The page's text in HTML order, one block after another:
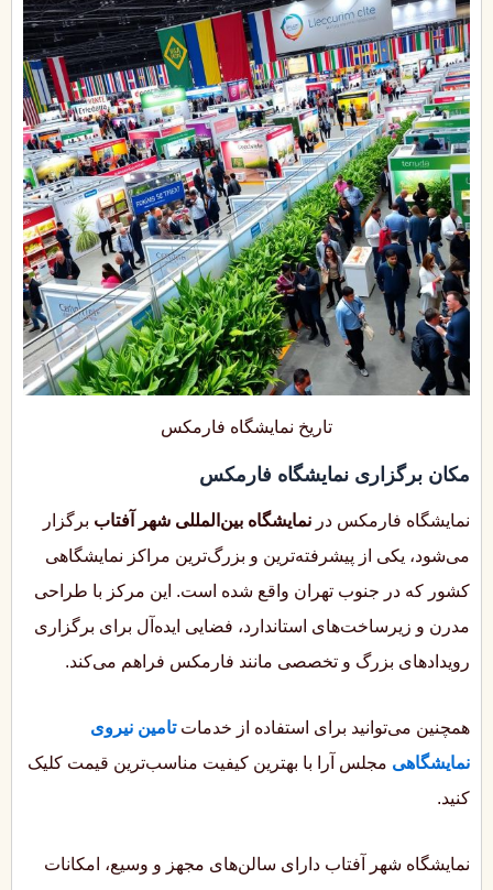
تاریخ نمایشگاه فارمکس
مکان برگزاری نمایشگاه فارمکس
نمایشگاه فارمکس در نمایشگاه بین‌المللی شهر آفتاب برگزار
می‌شود، یکی از پیشرفته‌ترین و بزرگ‌ترین مراکز نمایشگاهی
کشور که در جنوب تهران واقع شده است. این مرکز با طراحی
مدرن و زیرساخت‌های استاندارد، فضایی ایده‌آل برای برگزاری
رویدادهای بزرگ و تخصصی مانند فارمکس فراهم می‌کند.
همچنین می‌توانید برای استفاده از خدماتتامین نیروی
نمایشگاهی مجلس آرا با بهترین کیفیت مناسب‌ترین قیمت کلیک
کنید.
نمایشگاه شهر آفتاب دارای سالن‌های مجهز و وسیع، امکانات